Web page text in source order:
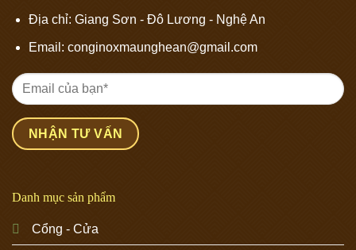
Địa chỉ: Giang Sơn - Đô Lương - Nghệ An
Email: conginoxmaunghean@gmail.com
Danh mục sản phẩm
Cổng - Cửa